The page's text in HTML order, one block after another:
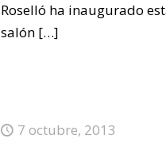
Roselló ha inaugurado
salón[…]
7 octubre, 2013